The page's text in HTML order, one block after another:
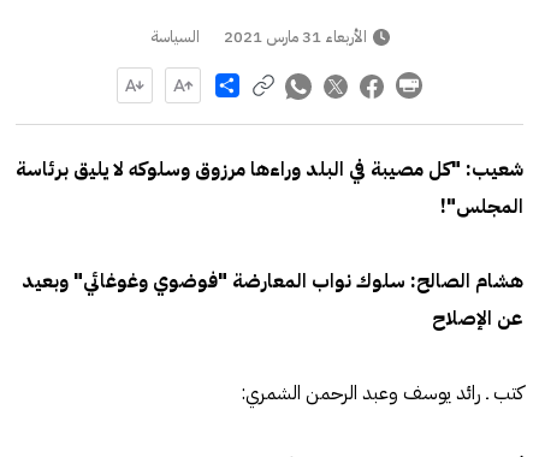
الأربعاء 31 مارس 2021 السياسة
Share
شعيب: "كل مصيبة في البلد وراءها مرزوق وسلوكه لا يليق برئاسة
المجلس"!
هشام الصالح: سلوك نواب المعارضة "فوضوي وغوغائي" وبعيد
عن الإصلاح
كتب ـ رائد يوسف وعبد الرحمن الشمري: